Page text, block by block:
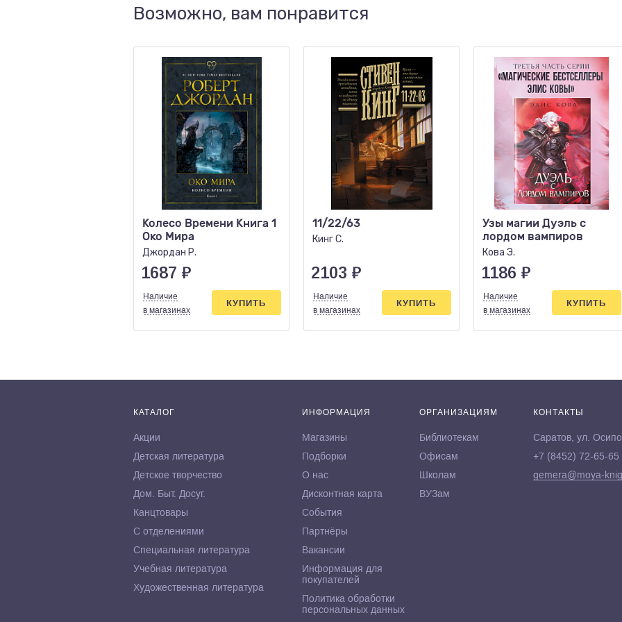
Возможно, вам понравится
Колесо Времени Книга 1
Око Мира
Джордан Р.
1687 ₽
Наличие
в магазинах
КУПИТЬ
11/22/63
Кинг С.
2103 ₽
Наличие
в магазинах
КУПИТЬ
Узы магии Дуэль с
лордом вампиров
Кова Э.
1186 ₽
Наличие
в магазинах
КУПИТЬ
КАТАЛОГ
Акции
Детская литература
Детское творчество
Дом. Быт. Досуг.
Канцтовары
С отделениями
Специальная литература
Учебная литература
Художественная литература
ИНФОРМАЦИЯ
Магазины
Подборки
О нас
Дисконтная карта
События
Партнёры
Вакансии
Информация для
покупателей
Политика обработки
персональных данных
ОРГАНИЗАЦИЯМ
Библиотекам
Офисам
Школам
ВУЗам
КОНТАКТЫ
Саратов, ул.
+7 (8452) 72-65-65
gemera@moya-